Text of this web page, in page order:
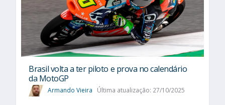
Brasil volta a ter piloto e prova no calendário
da MotoGP
Armando Vieira Última atualização: 27/10/2025